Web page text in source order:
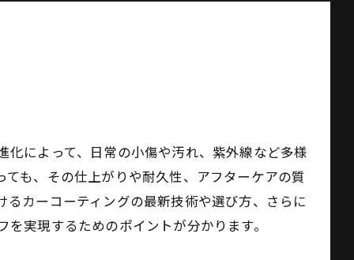
によって、日常の小傷や汚れ、紫外線など多様
も、その仕上がりや耐久性、アフターケアの質
カーコーティングの最新技術や選び方、さらに
実現するためのポイントが分かります。